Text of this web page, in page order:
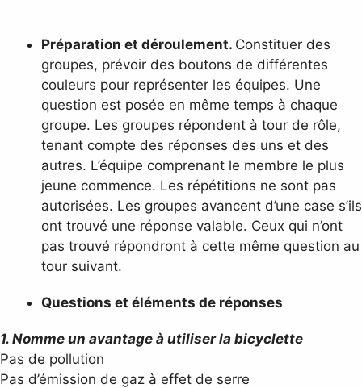
Préparation et déroulement. Constituer des
groupes, prévoir des boutons de différentes
couleurs pour représenter les équipes. Une
question est posée en même temps à chaque
groupe. Les groupes répondent à tour de rôle,
tenant compte des réponses des uns et des
autres. L’équipe comprenant le membre le plus
jeune commence. Les répétitions ne sont pas
autorisées. Les groupes avancent d’une case s’ils
ont trouvé une réponse valable. Ceux qui n’ont
pas trouvé répondront à cette même question au
tour suivant.
Questions et éléments de réponses
1. Nomme un avantage à utiliser la bicyclette
Pas de pollution
Pas d’émission de gaz à effet de serre